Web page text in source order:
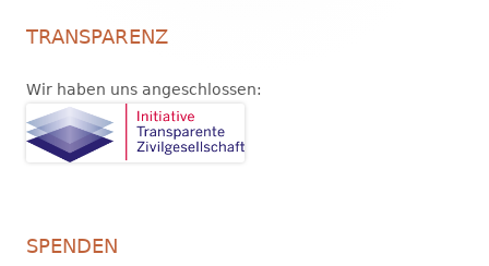
TRANSPARENZ
Wir haben uns angeschlossen:
SPENDEN